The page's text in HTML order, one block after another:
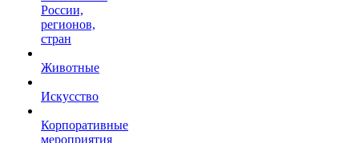
России,
регионов,
стран
Животные
Искусство
Корпоративные
мероприятия